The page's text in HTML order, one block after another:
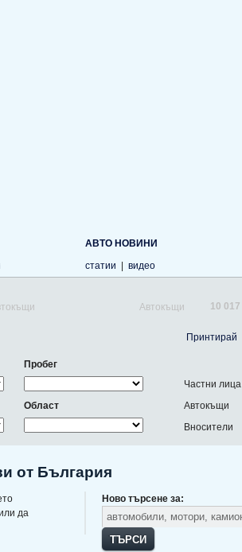
АВТО НОВИНИ
статии
видео
Автокъщи 10 017
Принтирай
Пробег
Област
Частни лица
Автокъщи
Вносители
от България
да
Ново търсене за:
ТЪРСИ